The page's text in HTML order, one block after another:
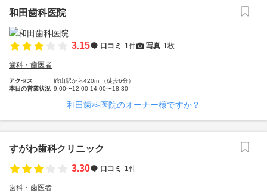
和田歯科医院
3.15 口コミ 1件 写真 1枚
歯科・歯医者
アクセス
館山駅から420m （徒歩6分）
本日の営業状況 9:00〜12:00 14:00〜18:30
和田歯科医院のオーナー様ですか？
すがわ歯科クリニック
3.30
口コミ 1件
歯科・歯医者